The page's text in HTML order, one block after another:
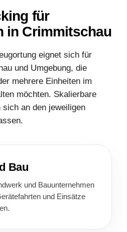
für
in Crimmitschau
eignet sich für
und Umgebung, die
mehrere Einheiten im
möchten. Skalierbare
sich an den jeweiligen
Bau
und Bauunternehmen
und Einsätze